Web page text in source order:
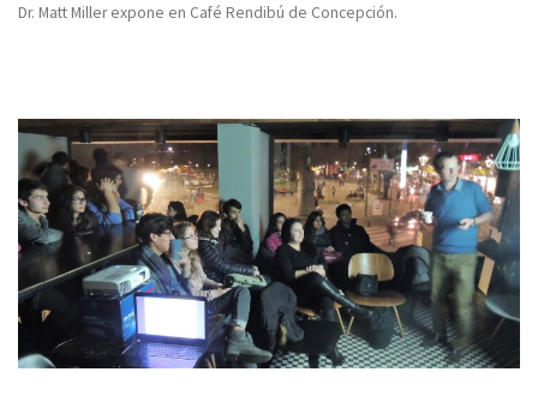
Dr. Matt Miller expone en Café Rendibú de Concepción.